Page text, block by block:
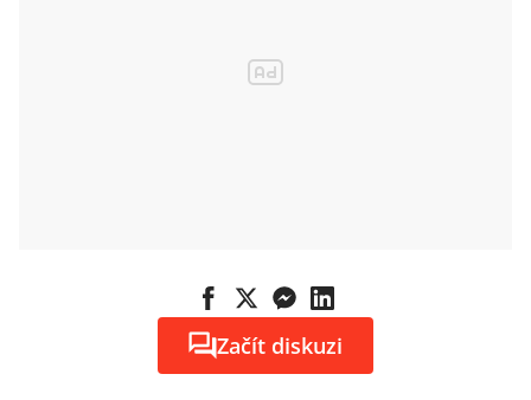
Začít diskuzi